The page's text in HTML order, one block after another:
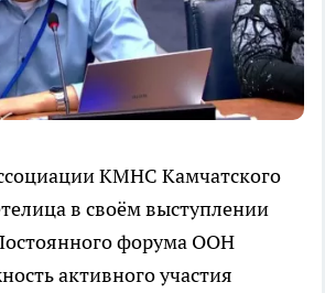
КМНС Камчатского
в своём выступлении
форума ООН
активного участия